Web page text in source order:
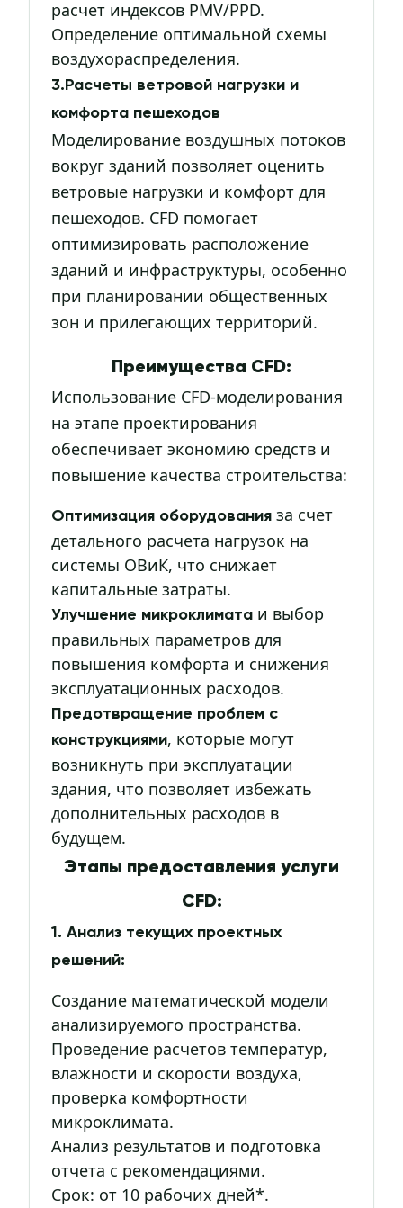
расчет индексов PMV/PPD.
Определение оптимальной схемы
воздухораспределения.
3.Расчеты ветровой нагрузки и
комфорта пешеходов
Моделирование воздушных потоков
вокруг зданий позволяет оценить
ветровые нагрузки и комфорт для
пешеходов. CFD помогает
оптимизировать расположение
зданий и инфраструктуры, особенно
при планировании общественных
зон и прилегающих территорий.
Преимущества CFD:
Использование CFD-моделирования
на этапе проектирования
обеспечивает экономию средств и
повышение качества строительства:
Оптимизация оборудования за счет
детального расчета нагрузок на
системы ОВиК, что снижает
капитальные затраты.
Улучшение микроклимата и выбор
правильных параметров для
повышения комфорта и снижения
эксплуатационных расходов.
Предотвращение проблем с
конструкциями, которые могут
возникнуть при эксплуатации
здания, что позволяет избежать
дополнительных расходов в
будущем.
Этапы предоставления услуги
CFD:
1. Анализ текущих проектных
решений:
Создание математической модели
анализируемого пространства.
Проведение расчетов температур,
влажности и скорости воздуха,
проверка комфортности
микроклимата.
Анализ результатов и подготовка
отчета с рекомендациями.
Срок: от 10 рабочих дней*.